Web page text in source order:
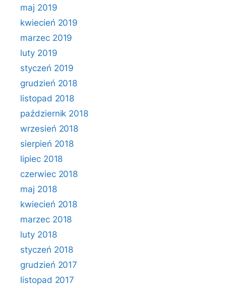
maj 2019
kwiecień 2019
marzec 2019
luty 2019
styczeń 2019
grudzień 2018
listopad 2018
październik 2018
wrzesień 2018
sierpień 2018
lipiec 2018
czerwiec 2018
maj 2018
kwiecień 2018
marzec 2018
luty 2018
styczeń 2018
grudzień 2017
listopad 2017